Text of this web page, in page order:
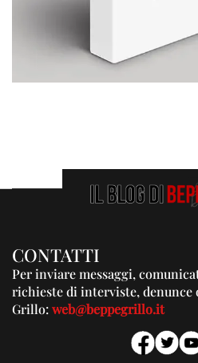
CONTATTI
Per inviare messaggi,
richieste di interviste, denunce
Grillo:web@beppegrillo.it